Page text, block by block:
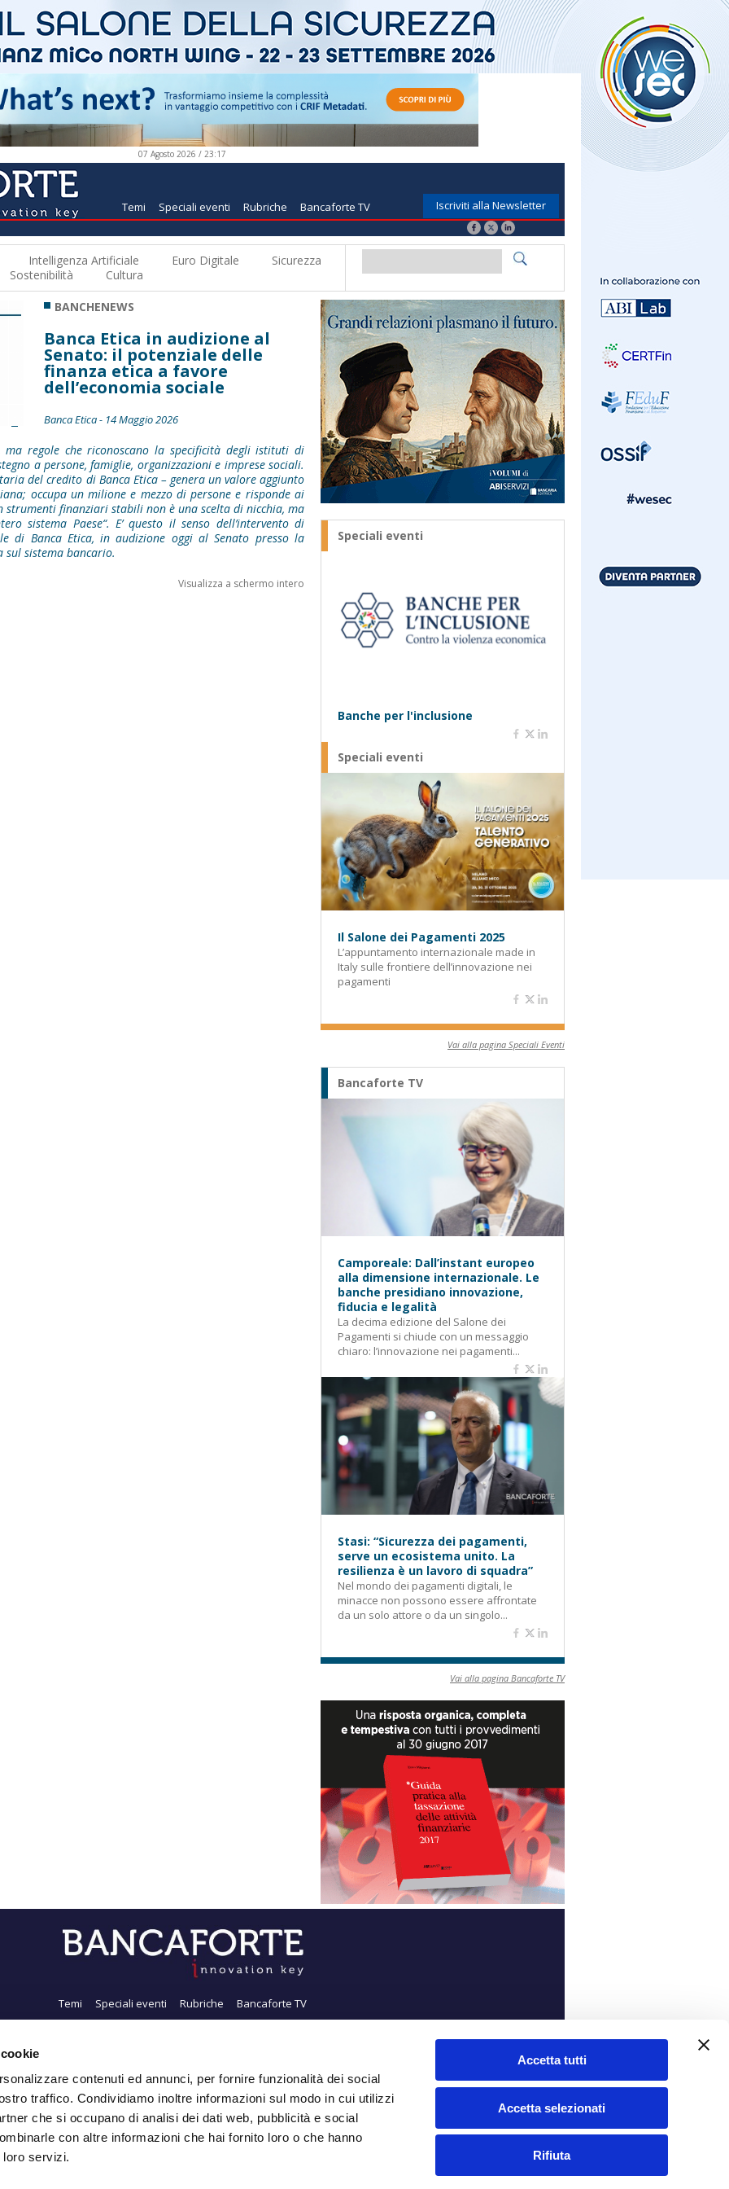
contenuti ed annunci, per fornire funzionalità dei social
traffico. Condividiamo inoltre informazioni sul modo in cui utilizzi
che si occupano di analisi dei dati web, pubblicità e social
con altre informazioni che hai fornito loro o che hanno
servizi.
Accetta tutti
Accetta selezionati
Rifiuta
07 Agosto 2026 / 23:17
Temi Speciali eventi Rubriche Bancaforte TV Iscriviti alla Newsletter
Intelligenza Artificiale Euro Digitale
Sicurezza
Sostenibilità Cultura
BANCHENEWS
Banca Etica in audizione al
Senato: il potenziale delle
finanza etica a favore
dell’economia sociale
Banca Etica - 14 Maggio 2026
ma regole che riconoscano la specificità degli istituti di
a persone, famiglie, organizzazioni e imprese sociali.
del credito di Banca Etica – genera un valore aggiunto
occupa un milione e mezzo di persone e risponde ai
strumenti finanziari stabili non è una scelta di nicchia, ma
sistema Paese“. E’ questo il senso dell’intervento di
di Banca Etica, in audizione oggi al Senato presso la
sul sistema bancario.
Visualizza a schermo intero
Speciali eventi
Banche per l'inclusione
Speciali eventi
Il Salone dei Pagamenti 2025
L’appuntamento internazionale made in
Italy sulle frontiere dell’innovazione nei
pagamenti
Vai alla pagina Speciali Eventi
Bancaforte TV
Camporeale: Dall’instant europeo
alla dimensione internazionale. Le
banche presidiano innovazione,
fiducia e legalità
La decima edizione del Salone dei
Pagamenti si chiude con un messaggio
chiaro: l’innovazione nei pagamenti...
Stasi: “Sicurezza dei pagamenti,
serve un ecosistema unito. La
resilienza è un lavoro di squadra”
Nel mondo dei pagamenti digitali, le
minacce non possono essere affrontate
da un solo attore o da un singolo...
Vai alla pagina Bancaforte TV
Temi Speciali eventi Rubriche Bancaforte TV
siamo
Iscriviti alla Newsletter